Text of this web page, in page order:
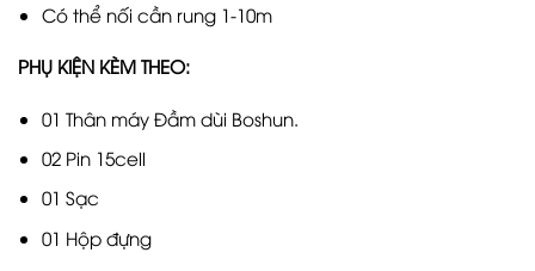
Có thể nối cần rung 1-10m
PHỤ KIỆN KÈM THEO:
01 Thân máy Đầm dùi Boshun.
02 Pin 15cell
01 Sạc
01 Hộp đựng